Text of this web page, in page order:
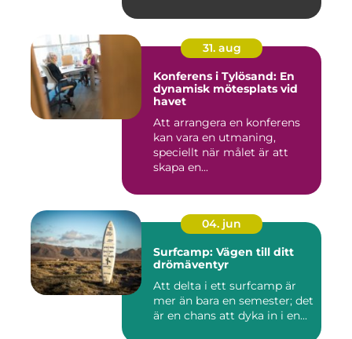
31. aug
Konferens i Tylösand: En
dynamisk mötesplats vid
havet
Att arrangera en konferens
kan vara en utmaning,
speciellt när målet är att
skapa en...
04. jun
Surfcamp: Vägen till ditt
drömäventyr
Att delta i ett surfcamp är
mer än bara en semester; det
är en chans att dyka in i en...